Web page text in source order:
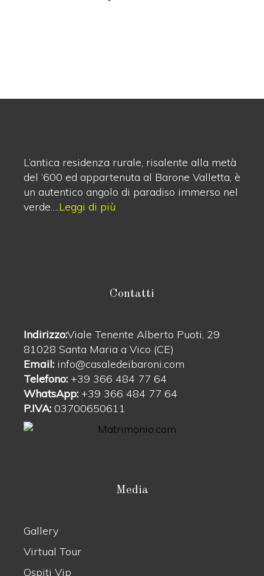
L’antica residenza rurale, risalente alla metà
del ‘600 ed appartenuta al Barone Valletta, è
un autentico angolo di paradiso immerso nel
verde….Leggi di più
Contatti
Indirizzo:Viale Tenente Alberto Puoti, 29
81028 Santa Maria a Vico (CE)
Email: info@casaledeibaroni.com
Telefono: +39 366 484 77 64
WhatsApp: +39 366 484 77 64
P.IVA: 03700650611
Media
Gallery
Virtual Tour
Ospiti Vip